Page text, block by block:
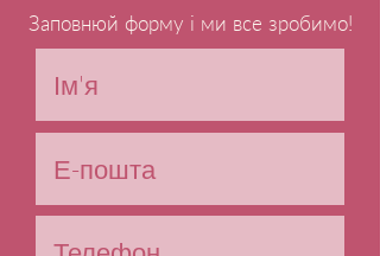
Заповнюй форму і ми все зробимо!